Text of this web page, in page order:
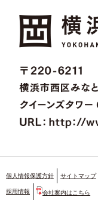
個人情報保護方針 サイトマップ
採用情報 会社案内はこちら